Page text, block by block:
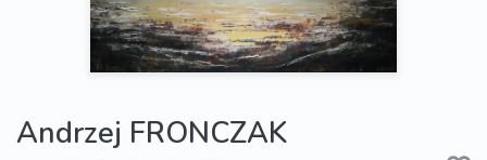
Andrzej FRONCZAK